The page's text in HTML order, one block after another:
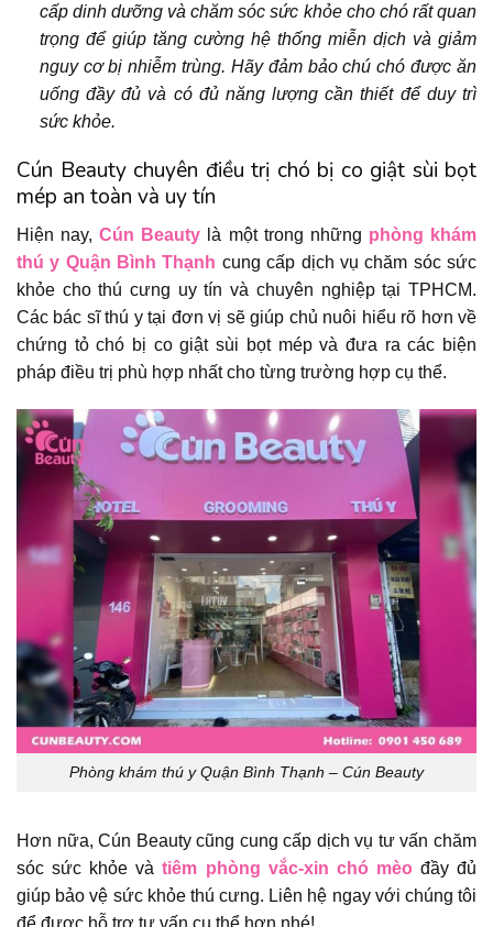
cấp dinh dưỡng và chăm sóc sức khỏe cho chó rất quan
trọng để giúp tăng cường hệ thống miễn dịch và giảm
nguy cơ bị nhiễm trùng. Hãy đảm bảo chú chó được ăn
uống đầy đủ và có đủ năng lượng cần thiết để duy trì
sức khỏe.
Cún Beauty chuyên điều trị chó bị co giật sùi bọt
mép an toàn và uy tín
Hiện nay,Cún Beauty là một trong những phòng khám
thú y Quận Bình Thạnh cung cấp dịch vụ chăm sóc sức
khỏe cho thú cưng uy tín và chuyên nghiệp tại TPHCM.
Các bác sĩ thú y tại đơn vị sẽ giúp chủ nuôi hiểu rõ hơn về
chứng tỏ chó bị co giật sùi bọt mép và đưa ra các biện
pháp điều trị phù hợp nhất cho từng trường hợp cụ thể.
Phòng khám thú y Quận Bình Thạnh – Cún Beauty
Hơn nữa, Cún Beauty cũng cung cấp dịch vụ tư vấn chăm
sóc sức khỏe vàtiêm phòng vắc-xin chó mèo đầy đủ
giúp bảo vệ sức khỏe thú cưng. Liên hệ ngay với chúng tôi
để được hỗ trợ tư vấn cụ thể hơn nhé!